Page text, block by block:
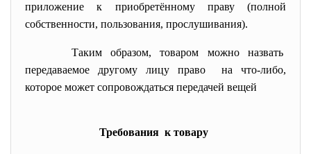
приложение к приобретённому праву (полной
собственности, пользования, прослушивания).
Таким образом, товаром можно назвать
передаваемое другому лицу право на что-либо,
которое может сопровождаться передачей вещей
Требования к товару